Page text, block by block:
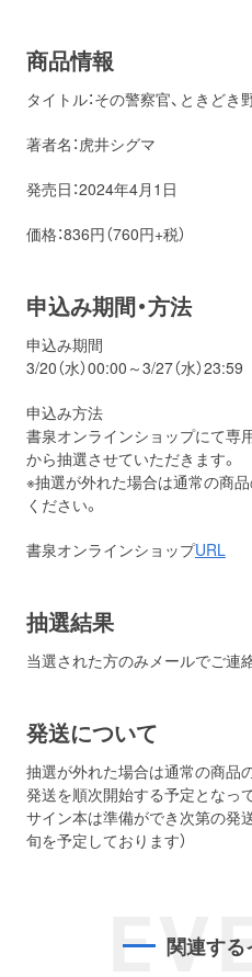
商品情報
タイトル：その警察官、ときどき野
著者名：虎井シグマ
発売日：2024年4月1日
価格：836円（760円+税）
申込み期間・方法
申込み期間
3/20（水）00:00～3/27（水）23:59
申込み方法
書泉オンラインショップにて専
から抽選させていただきます。
※抽選が外れた場合は通常の商
ください。
書泉オンラインショップURL
抽選結果
当選された方のみメールでご連
発送について
抽選が外れた場合は通常の商品
発送を順次開始する予定となっ
サイン本は準備ができ次第の発
旬を予定しております）
関連する